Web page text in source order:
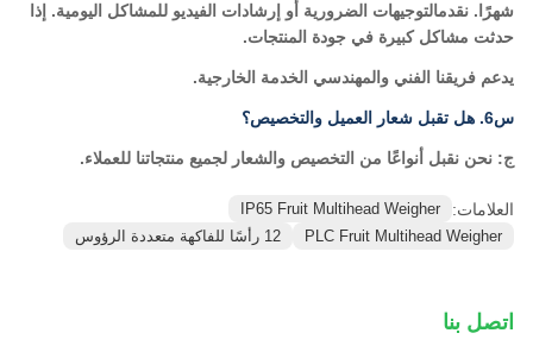
شهرًا. نقدمالتوجيهات الضرورية أو إرشادات الفيديو للمشاكل اليومية. إذا
حدثت مشاكل كبيرة في جودة المنتجات.
يدعم فريقنا الفني والمهندسي الخدمة الخارجية.
س6. هل تقبل شعار العميل والتخصيص؟
ج: نحن نقبل أنواعًا من التخصيص والشعار لجميع منتجاتنا للعملاء.
العلامات:
IP65 Fruit Multihead Weigher
PLC Fruit Multihead Weigher
12 رأسًا للفاكهة متعددة الرؤوس
اتصل بنا